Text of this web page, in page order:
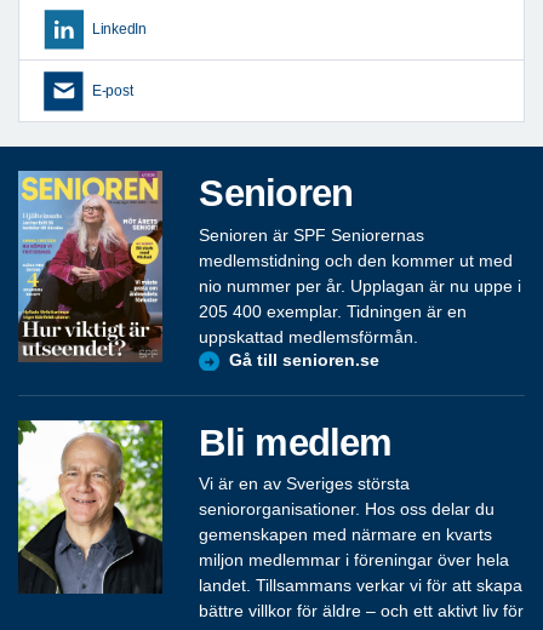
LinkedIn
E-post
Senioren
Senioren är SPF Seniorernas
medlemstidning och den kommer ut med
nio nummer per år. Upplagan är nu uppe i
205 400 exemplar. Tidningen är en
uppskattad medlemsförmån.
Gå till senioren.se
Bli medlem
Vi är en av Sveriges största
seniororganisationer. Hos oss delar du
gemenskapen med närmare en kvarts
miljon medlemmar i föreningar över hela
landet. Tillsammans verkar vi för att skapa
bättre villkor för äldre – och ett aktivt liv för